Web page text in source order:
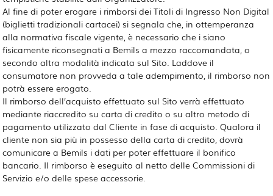
Al fine di poter erogare i rimborsi dei Titoli di Ingresso Non Digital
(biglietti tradizionali cartacei) si segnala che, in ottemperanza
alla normativa fiscale vigente, è necessario che i siano
fisicamente riconsegnati a Bemils a mezzo raccomandata, o
secondo altra modalità indicata sul Sito. Laddove il
consumatore non provveda a tale adempimento, il rimborso non
potrà essere erogato.
Il rimborso dell’acquisto effettuato sul Sito verrà effettuato
mediante riaccredito su carta di credito o su altro metodo di
pagamento utilizzato dal Cliente in fase di acquisto. Qualora il
cliente non sia più in possesso della carta di credito, dovrà
comunicare a Bemils i dati per poter effettuare il bonifico
bancario. Il rimborso è eseguito al netto delle Commissioni di
Servizio e/o delle spese accessorie.